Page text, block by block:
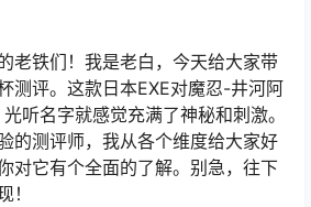
老铁们！我是老白，今天给大家带
测评。这款日本EXE对魔忍-井河阿
听名字就感觉充满了神秘和刺激。
的测评师，我从各个维度给大家好
对它有个全面的了解。别急，往下
！